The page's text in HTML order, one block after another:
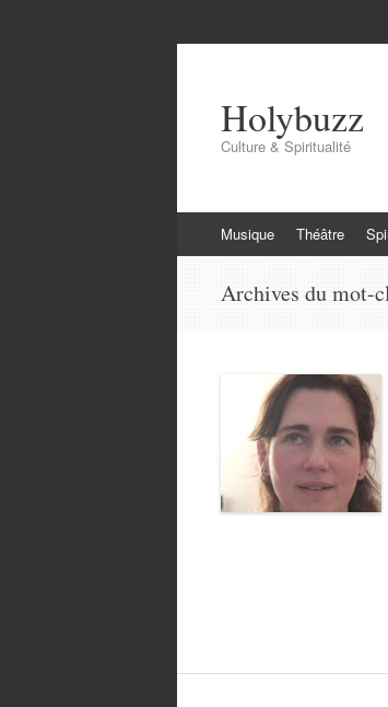
Holybuzz
Culture & Spiritualité
au
Musique Théâtre
Archives du mot-